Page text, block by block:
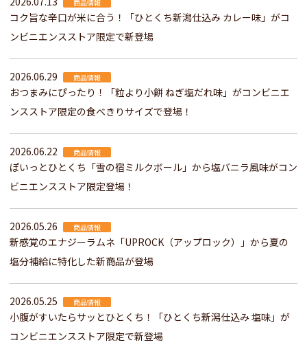
商品情報
コク旨な辛口が米に合う！「ひとくち新潟仕込み カレー味」がコ
ンビニエンスストア限定で新登場
2026.06.29 商品情報
おつまみにぴったり！「粒より小餅 ねぎ塩だれ味」がコンビニエ
ンスストア限定の食べきりサイズで登場！
2026.06.22 商品情報
ぽいっとひとくち「雪の宿ミルクボール」から塩バニラ風味がコン
ビニエンスストア限定登場！
2026.05.26 商品情報
新感覚のエナジーラムネ「UPROCK（アップロック）」から夏の
塩分補給に特化した新商品が登場
2026.05.25 商品情報
小腹がすいたらサッとひとくち！「ひとくち新潟仕込み 塩味」が
コンビニエンスストア限定で新登場